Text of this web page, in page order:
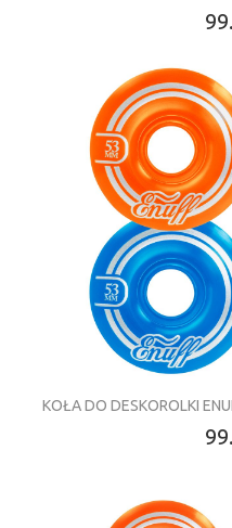
KOŁA DO DESKOROLKI